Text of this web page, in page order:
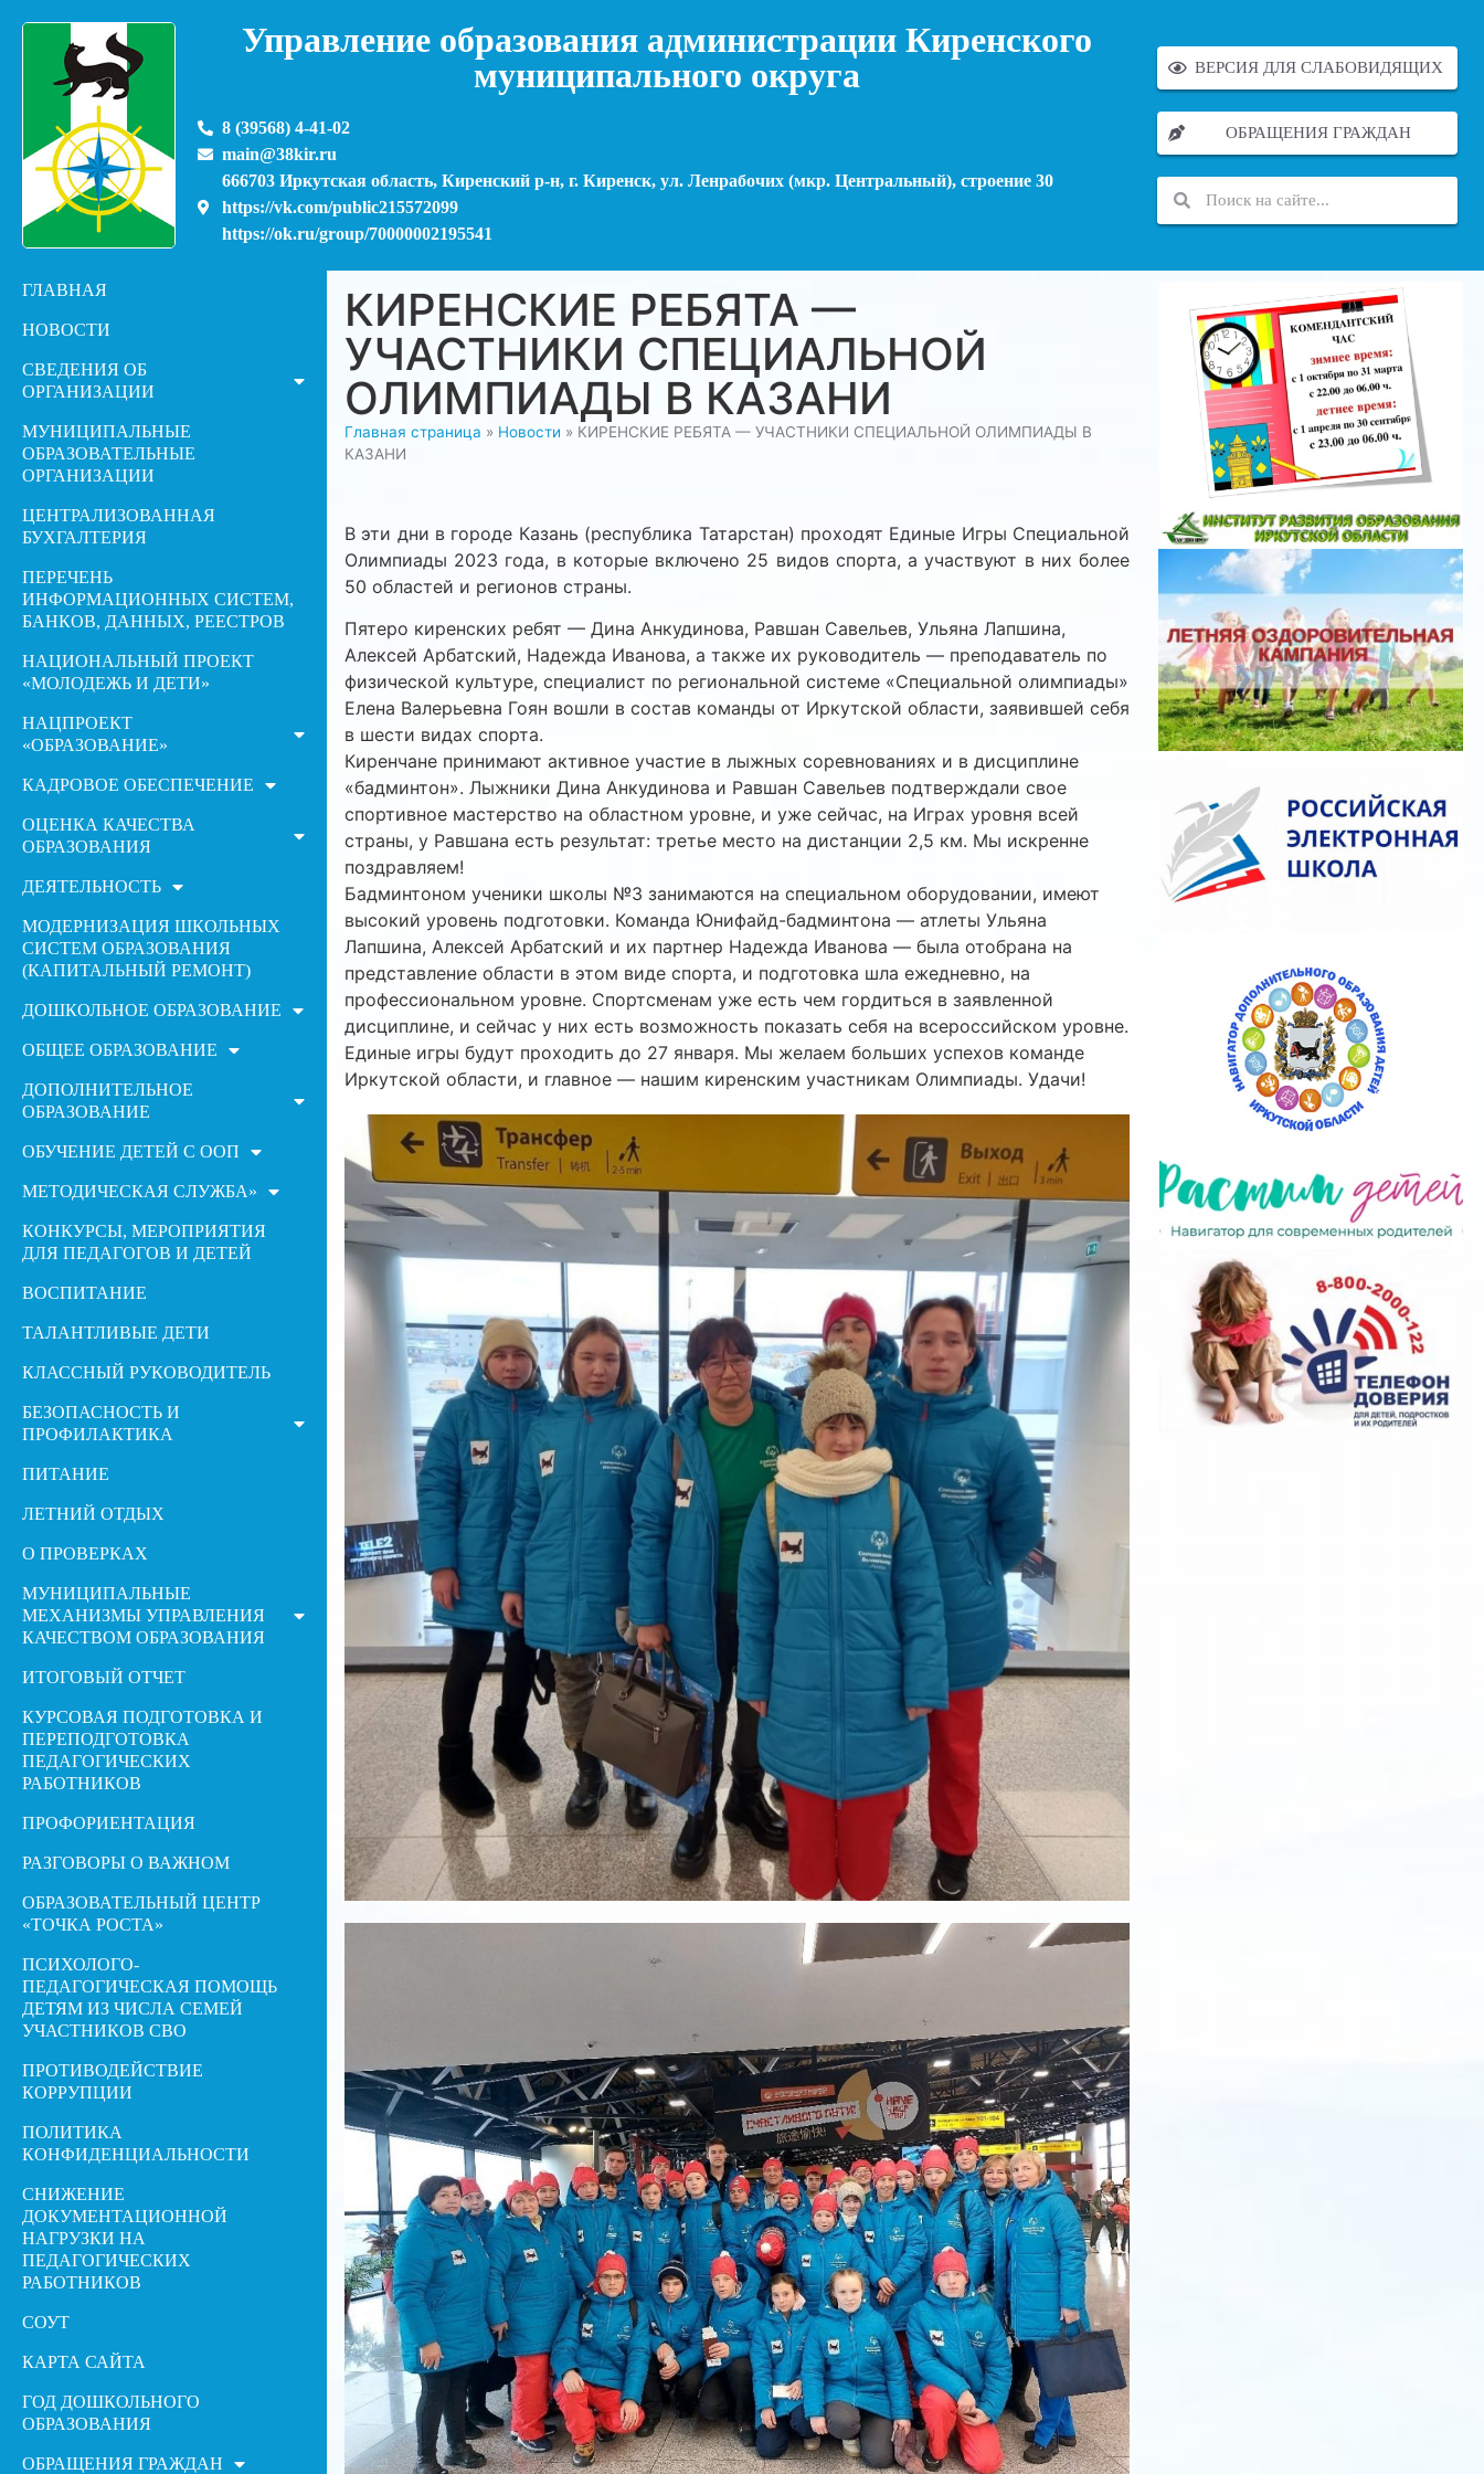
Управление образования администрации Киренского
муниципального округа
8 (39568) 4-41-02
main@38kir.ru
666703 Иркутская область, Киренский р-н, г. Киренск, ул. Ленрабочих (мкр. Центральный), строение 30
https://vk.com/public215572099
https://ok.ru/group/70000002195541
ВЕРСИЯ ДЛЯ СЛАБОВИДЯЩИХ
ОБРАЩЕНИЯ ГРАЖДАН
ГЛАВНАЯ
НОВОСТИ
СВЕДЕНИЯ ОБ
ОРГАНИЗАЦИИ
МУНИЦИПАЛЬНЫЕ
ОБРАЗОВАТЕЛЬНЫЕ
ОРГАНИЗАЦИИ
ЦЕНТРАЛИЗОВАННАЯ
БУХГАЛТЕРИЯ
ПЕРЕЧЕНЬ
ИНФОРМАЦИОННЫХ СИСТЕМ,
БАНКОВ, ДАННЫХ, РЕЕСТРОВ
НАЦИОНАЛЬНЫЙ ПРОЕКТ
«МОЛОДЕЖЬ И ДЕТИ»
НАЦПРОЕКТ
«ОБРАЗОВАНИЕ»
КАДРОВОЕ ОБЕСПЕЧЕНИЕ
ОЦЕНКА КАЧЕСТВА
ОБРАЗОВАНИЯ
ДЕЯТЕЛЬНОСТЬ
МОДЕРНИЗАЦИЯ ШКОЛЬНЫХ
СИСТЕМ ОБРАЗОВАНИЯ
(КАПИТАЛЬНЫЙ РЕМОНТ)
ДОШКОЛЬНОЕ ОБРАЗОВАНИЕ
ОБЩЕЕ ОБРАЗОВАНИЕ
ДОПОЛНИТЕЛЬНОЕ
ОБРАЗОВАНИЕ
ОБУЧЕНИЕ ДЕТЕЙ С ООП
МЕТОДИЧЕСКАЯ СЛУЖБА»
КОНКУРСЫ, МЕРОПРИЯТИЯ
ДЛЯ ПЕДАГОГОВ И ДЕТЕЙ
ВОСПИТАНИЕ
ТАЛАНТЛИВЫЕ ДЕТИ
КЛАССНЫЙ РУКОВОДИТЕЛЬ
БЕЗОПАСНОСТЬ И
ПРОФИЛАКТИКА
ПИТАНИЕ
ЛЕТНИЙ ОТДЫХ
О ПРОВЕРКАХ
МУНИЦИПАЛЬНЫЕ
МЕХАНИЗМЫ УПРАВЛЕНИЯ
КАЧЕСТВОМ ОБРАЗОВАНИЯ
ИТОГОВЫЙ ОТЧЕТ
КУРСОВАЯ ПОДГОТОВКА И
ПЕРЕПОДГОТОВКА
ПЕДАГОГИЧЕСКИХ
РАБОТНИКОВ
ПРОФОРИЕНТАЦИЯ
РАЗГОВОРЫ О ВАЖНОМ
ОБРАЗОВАТЕЛЬНЫЙ ЦЕНТР
«ТОЧКА РОСТА»
ПСИХОЛОГО-
ПЕДАГОГИЧЕСКАЯ ПОМОЩЬ
ДЕТЯМ ИЗ ЧИСЛА СЕМЕЙ
УЧАСТНИКОВ СВО
ПРОТИВОДЕЙСТВИЕ
КОРРУПЦИИ
ПОЛИТИКА
КОНФИДЕНЦИАЛЬНОСТИ
СНИЖЕНИЕ
ДОКУМЕНТАЦИОННОЙ
НАГРУЗКИ НА
ПЕДАГОГИЧЕСКИХ
РАБОТНИКОВ
СОУТ
КАРТА САЙТА
ГОД ДОШКОЛЬНОГО
ОБРАЗОВАНИЯ
ОБРАЩЕНИЯ ГРАЖДАН
КИРЕНСКИЕ РЕБЯТА —
УЧАСТНИКИ СПЕЦИАЛЬНОЙ
ОЛИМПИАДЫ В КАЗАНИ
Главная страница » Новости » КИРЕНСКИЕ РЕБЯТА — УЧАСТНИКИ СПЕЦИАЛЬНОЙ ОЛИМПИАДЫ В
КАЗАНИ
В эти дни в городе Казань (республика Татарстан) проходят Единые Игры Специальной
Олимпиады 2023 года, в которые включено 25 видов спорта, а участвуют в них более
50 областей и регионов страны.
Пятеро киренских ребят — Дина Анкудинова, Равшан Савельев, Ульяна Лапшина,
Алексей Арбатский, Надежда Иванова, а также их руководитель — преподаватель по
физической культуре, специалист по региональной системе «Специальной олимпиады»
Елена Валерьевна Гоян вошли в состав команды от Иркутской области, заявившей себя
в шести видах спорта.
Киренчане принимают активное участие в лыжных соревнованиях и в дисциплине
«бадминтон». Лыжники Дина Анкудинова и Равшан Савельев подтверждали свое
спортивное мастерство на областном уровне, и уже сейчас, на Играх уровня всей
страны, у Равшана есть результат: третье место на дистанции 2,5 км. Мы искренне
поздравляем!
Бадминтоном ученики школы №3 занимаются на специальном оборудовании, имеют
высокий уровень подготовки. Команда Юнифайд-бадминтона — атлеты Ульяна
Лапшина, Алексей Арбатский и их партнер Надежда Иванова — была отобрана на
представление области в этом виде спорта, и подготовка шла ежедневно, на
профессиональном уровне. Спортсменам уже есть чем гордиться в заявленной
дисциплине, и сейчас у них есть возможность показать себя на всероссийском уровне.
Единые игры будут проходить до 27 января. Мы желаем больших успехов команде
Иркутской области, и главное — нашим киренским участникам Олимпиады. Удачи!